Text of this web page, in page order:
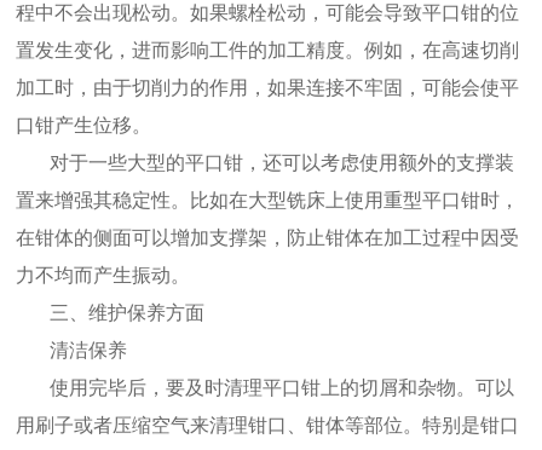
程中不会出现松动。如果螺栓松动，可能会导致平口钳的位
置发生变化，进而影响工件的加工精度。例如，在高速切削
加工时，由于切削力的作用，如果连接不牢固，可能会使平
口钳产生位移。
对于一些大型的平口钳，还可以考虑使用额外的支撑装
置来增强其稳定性。比如在大型铣床上使用重型平口钳时，
在钳体的侧面可以增加支撑架，防止钳体在加工过程中因受
力不均而产生振动。
三、维护保养方面
清洁保养
使用完毕后，要及时清理平口钳上的切屑和杂物。可以
用刷子或者压缩空气来清理钳口、钳体等部位。特别是钳口